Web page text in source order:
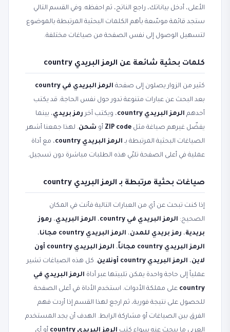
الأعلى، أدخل بياناتك، راجع الناتج، ثم احفظه. وفي القسم التالي
ستجد قائمة موسّعة بأهم الكلمات البحثية المرتبطة بالموضوع
لتسهيل الوصول إلى نفس الصفحة من صياغات مختلفة.
كلمات بحثية شائعة عن الرمز البريدي country
كثير من الزوار يصلون إلى صفحة الرمز البريدي في country
بعد البحث عن عبارات متنوعة تدور حول نفس الحاجة. قد يكتب
أحدهم الرمز البريدي country ، ويكتب آخر رمز بريدي، بينما
يفضّل غيرهم صياغة مثل ZIP code أو شحن. لهذا جمعنا أشهر
الصياغات البحثية المرتبطة بـ الرمز البريدي country
، مع أداة
عملية في أعلى الصفحة تلبّي هذه الطلبات مباشرة دون تسجيل.
صياغات بحثية مرتبطة بـ الرمز البريدي country
إذا كنت تبحث عن أي من العبارات التالية فأنت في المكان
الصحيح: الرمز البريدي في country ، الرمز البريدي، رموز
بريدية، رمز بريدي للمدن، الرمز البريدي country مجانا
،
الرمز البريدي country مجاناً
،
الرمز البريدي country أون
لاين، الرمز البريدي country أونلاين
. كل هذه الصياغات تشير
عملياً إلى حاجة واحدة يمكن تلبيتها عبر أداة الرمز البريدي في
country على مملكة الأدوات. استخدم الأداة في أعلى الصفحة
للحصول على نتيجة فورية، ثم ارجع لهذا القسم إذا أردت فهم
الفرق بين الصياغات أو مشاركة الرابط. الهدف أن يجد المستخدم
العربي ما يبحث عنه سواء كتب الرمز البريدي country
أو أي